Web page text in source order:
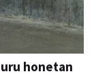
honetan